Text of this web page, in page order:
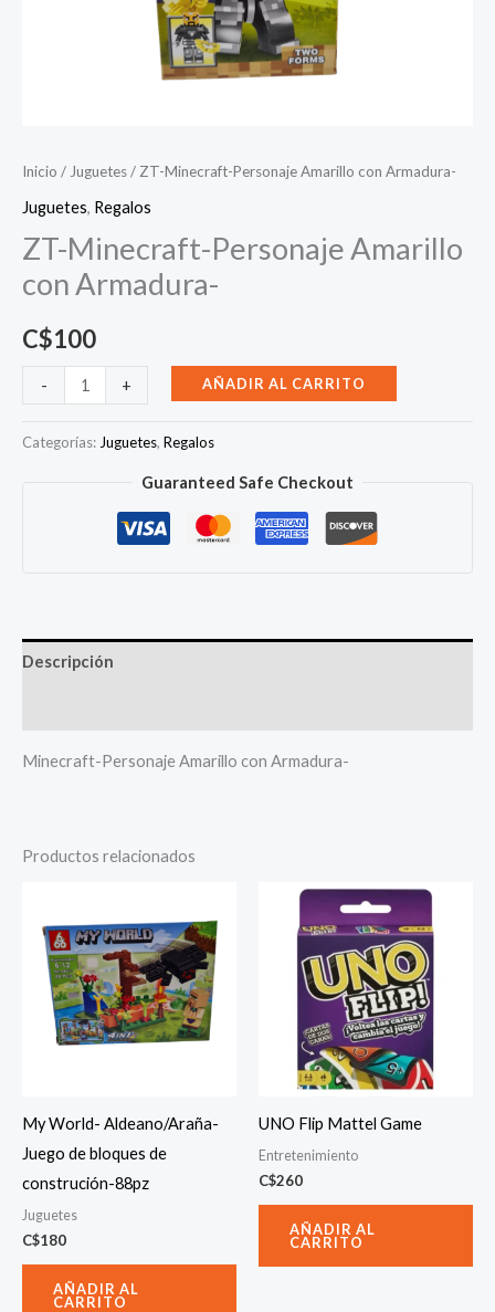
Inicio / Juguetes/ ZT-Minecraft-Personaje Amarillo con Armadura-
Juguetes, Regalos
ZT-Minecraft-Personaje Amarillo
con Armadura-
C$100
-
Minecraft-
Personaje
+ AÑADIR AL CARRITO
Categorías:Juguetes, Regalos
Guaranteed Safe Checkout
Descripción
Minecraft-Personaje Amarillo con Armadura-
Productos relacionados
My World- Aldeano/Araña-
Juego de bloques de
construción-88pz
Juguetes
C$180
AÑADIR AL
CARRITO
UNO Flip Mattel Game
Entretenimiento
C$260
AÑADIR AL
CARRITO